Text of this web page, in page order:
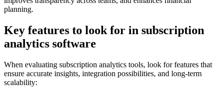
planning.
Key features to look for in subscription
analytics software
When evaluating subscription analytics tools, look for features that
ensure accurate insights, integration possibilities, and long-term
scalability: